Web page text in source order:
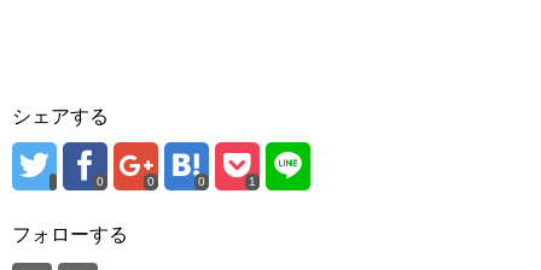
シェアする
0 0 0 1
フォローする